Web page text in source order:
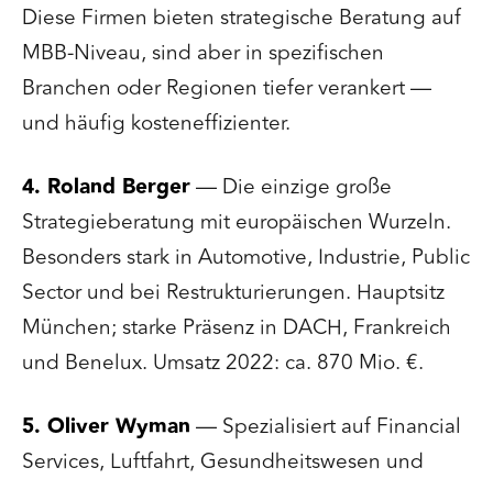
Diese Firmen bieten strategische Beratung auf
MBB-Niveau, sind aber in spezifischen
Branchen oder Regionen tiefer verankert —
und häufig kosteneffizienter.
4. Roland Berger— Die einzige große
Strategieberatung mit europäischen Wurzeln.
Besonders stark in Automotive, Industrie, Public
Sector und bei Restrukturierungen. Hauptsitz
München; starke Präsenz in DACH, Frankreich
und Benelux. Umsatz 2022: ca. 870 Mio. €.
5. Oliver Wyman — Spezialisiert auf Financial
Services, Luftfahrt, Gesundheitswesen und